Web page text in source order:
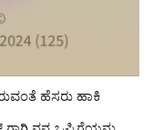
ಹೆಸರು ಹಾಕಿ